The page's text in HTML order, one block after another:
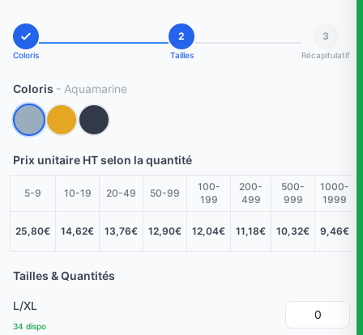
Coloris
2
Tailles
3
Récapitulatif
Coloris - Aquamarine
Prix unitaire HT selon la quantité
5-9 10-19 20-49 50-99
100-
199
200-
499
500-
999
1000-
1999
25,80€ 14,62€ 13,76€ 12,90€ 12,04€ 11,18€ 10,32€ 9,46€
Tailles & Quantités
L/XL
34 dispo